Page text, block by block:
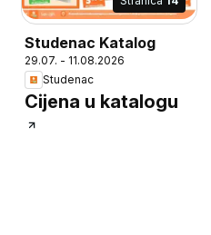
Studenac Katalog
29.07. - 11.08.2026
Studenac
Cijena u katalogu